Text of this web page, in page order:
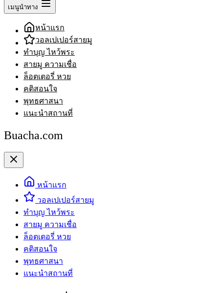
เมนูนำทาง
หน้าแรก
วอลเปเปอร์สายมู
ทำบุญ ไหว้พระ
สายมู ความเชื่อ
ล็อตเตอรี่ หวย
คติสอนใจ
พุทธศาสนา
แนะนำสถานที่
Buacha.com
หน้าแรก
วอลเปเปอร์สายมู
ทำบุญ ไหว้พระ
สายมู ความเชื่อ
ล็อตเตอรี่ หวย
คติสอนใจ
พุทธศาสนา
แนะนำสถานที่